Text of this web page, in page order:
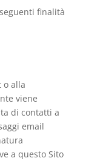
finalità
o alla
viene
di contatti a
email
a questo Sito